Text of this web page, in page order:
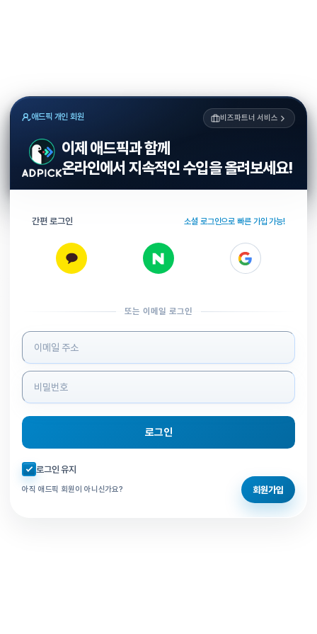
애드픽 개인 회원 비즈파트너 서비스
이제 애드픽과 함께
온라인에서 지속적인 수입을 올려보세요!
간편 로그인 소셜 로그인으로 빠른 가입 가능!
또는 이메일 로그인
로그인 정보 입력
로그인
자동로그인 체크
로그인 유지
아직 애드픽 회원이 아니신가요? 회원가입